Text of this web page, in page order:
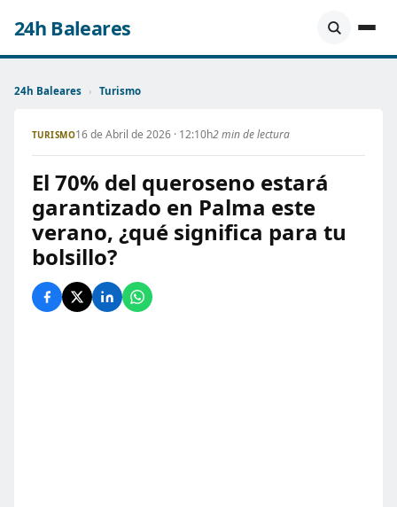
24h Baleares
24h Baleares › Turismo
TURISMO16 de Abril de 2026 · 12:10h2 min de lectura
El 70% del queroseno estará
garantizado en Palma este
verano, ¿qué significa para tu
bolsillo?